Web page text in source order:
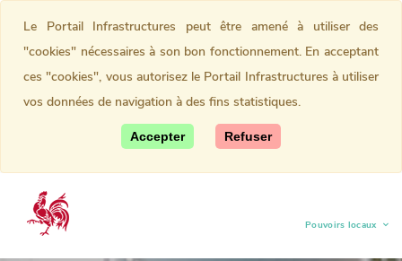
Pouvoirs locaux
(current)
Le Portail Infrastructures peut être amené à utiliser des
"cookies" nécessaires à son bon fonctionnement. En acceptant
ces "cookies", vous autorisez le Portail Infrastructures à utiliser
vos données de navigation à des fins statistiques.
Accepter Refuser